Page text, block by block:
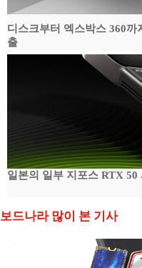
디스크부터 엑스박스 360
출
일본의 일부 지포스 RTX
보드나라 많이 본 기사